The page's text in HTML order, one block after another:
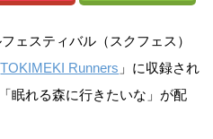
ェスティバル（スクフェス）
TOKIMEKI Runners 」に収録され
眠れる森に行きたいな」が配